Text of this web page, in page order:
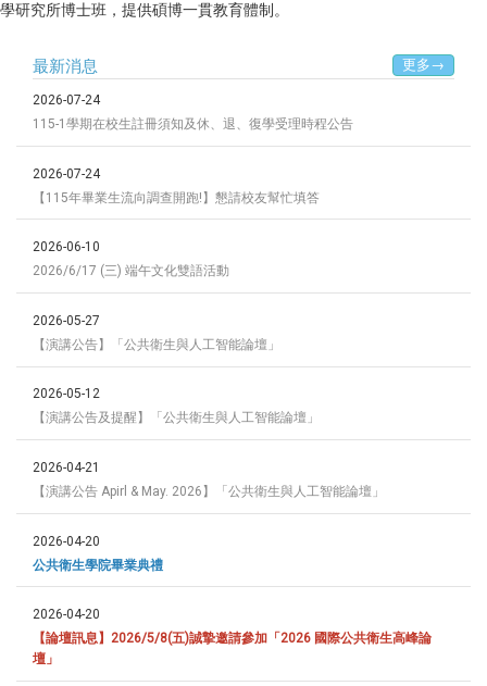
學研究所博士班，提供碩博一貫教育體制。
最新消息 更多→
2026-07-24
115-1學期在校生註冊須知及休、退、復學受理時程公告
2026-07-24
【115年畢業生流向調查開跑!】懇請校友幫忙填答
2026-06-10
2026/6/17 (三) 端午文化雙語活動
2026-05-27
【演講公告】「公共衛生與人工智能論壇」
2026-05-12
【演講公告及提醒】「公共衛生與人工智能論壇」
2026-04-21
【演講公告 Apirl & May. 2026】「公共衛生與人工智能論壇」
2026-04-20
公共衛生學院畢業典禮
2026-04-20
【論壇訊息】2026/5/8(五)誠摯邀請參加「2026 國際公共衛生高峰論
壇」